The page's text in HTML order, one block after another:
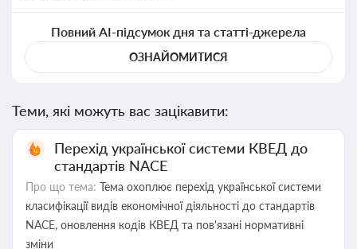
Повний AI-підсумок дня та статті-джерела
ОЗНАЙОМИТИСЯ
Теми, які можуть вас зацікавити:
Перехід української системи КВЕД до
стандартів NACE
Про що тема: Тема охоплює перехід української системи
класифікації видів економічної діяльності до стандартів
NACE, оновлення кодів КВЕД та пов'язані нормативні
зміни